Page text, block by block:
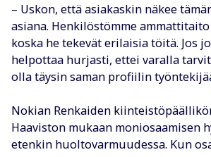
– Uskon, että asiakaskin näkee
asiana. Henkilöstömme
koska he tekevät erilaisia töitä. Jos
helpottaa hurjasti, ettei varalla
olla täysin saman profiilin
Nokian Renkaiden
Haaviston mukaan moniosaamisen
etenkin huoltovarmuudessa. Kun